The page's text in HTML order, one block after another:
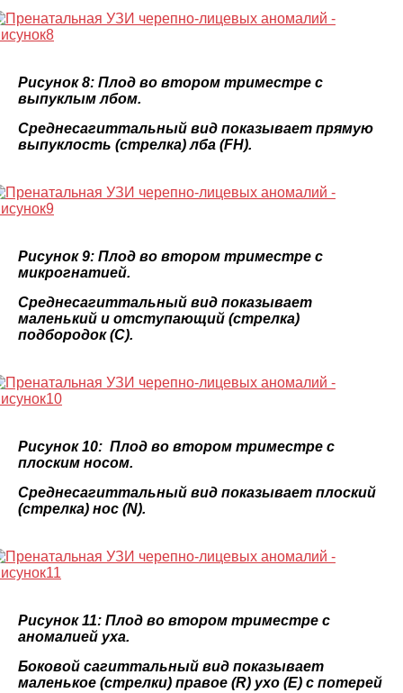
Рисунок 8: Плод во втором триместре с
выпуклым лбом.
Среднесагиттальный вид показывает прямую
выпуклость (стрелка) лба (FH).
Рисунок 9: Плод во втором триместре с
микрогнатией.
Среднесагиттальный вид показывает
маленький и отступающий (стрелка)
подбородок (С).
Рисунок 10: Плод во втором триместре с
плоским носом.
Среднесагиттальный вид показывает плоский
(стрелка) нос (N).
Рисунок 11: Плод во втором триместре с
аномалией уха.
Боковой сагиттальный вид показывает
маленькое (стрелки) правое (R) ухо (E) с потерей